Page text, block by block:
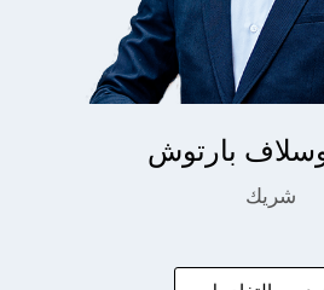
بارتوش
شريك